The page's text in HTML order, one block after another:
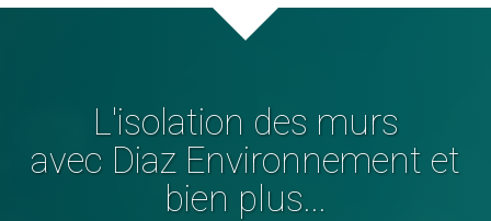
L'isolation des murs
avec Diaz Environnement et
bien plus...